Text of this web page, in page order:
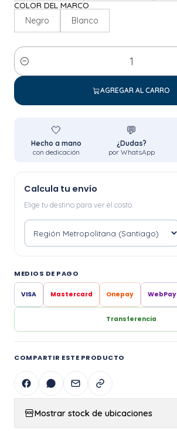
COLOR DEL MARCO
Negro Blanco
Cantidad
AGREGAR AL CARRO
🤍
Hecho a mano
con dedicación
💬
¿Dudas?
por WhatsApp
Calcula tu envío
Elige tu destino para ver el costo.
MEDIOS DE PAGO
VISA Mastercard Onepay WebPay
Transferencia
COMPARTIR ESTE PRODUCTO
Mostrar stock de ubicaciones